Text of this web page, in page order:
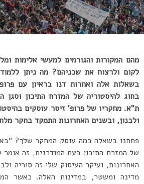
מהם המקורות והגורמים למעשי אלימות
לקום ולרצוח את שכניהם? מה ניתן
בשאלות אלה ואחרות דנו בראיון עם
בחוג להיסטוריה של המזרח התיכון וסגן
ת”א. מחקריו של פרופ’ זיסר עוסקים
ולבנון, ובשנים האחרונות התמקד בחקר
פתחנו בשאלה במה עוסק המחקר שלך?
האחרונות, ועיקר העיסוק שלי זה סוריה
מדינה ומשטר, במדינות האלה. כאשר